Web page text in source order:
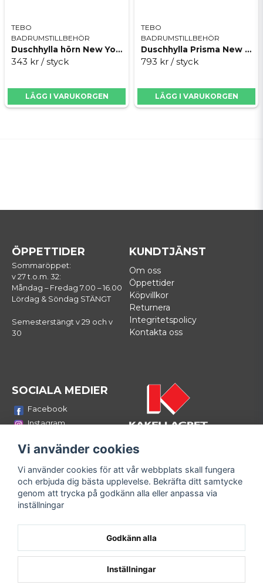
TEBO
BADRUMSTILLBEHÖR
Duschhylla hörn New York
343 kr / styck
LÄGG I VARUKORGEN
TEBO
BADRUMSTILLBEHÖR
Duschhylla Prisma New York
793 kr / styck
LÄGG I VARUKORGEN
ÖPPETTIDER
Sommaröppet:
v 27 t.o.m. 32:
Måndag – Fredag 7.00 – 16.00
Lördag & Söndag STÄNGT
Semesterstängt v 29 och v
30
KUNDTJÄNST
Om oss
Öppettider
Köpvillkor
Returnera
Integritetspolicy
Kontakta oss
SOCIALA MEDIER
Facebook
Instagram
LinkedIn
Bli medlem i vårt nyhetsbrev
email
Mejladress
Fyll i din e-mailadress och ta del av våra nyheter och
Vi använder cookies
Vi använder cookies för att vår webbplats skall fungera
och erbjuda dig bästa upplevelse. Bekräfta ditt samtycke
genom att trycka på godkänn alla eller anpassa via
inställningar
Godkänn alla
Inställningar